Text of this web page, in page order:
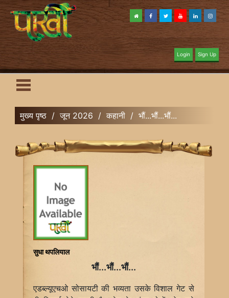
Login Sign Up
मुख्य पृष्ठ / जून 2026 / कहानी / भौं...भौं...भौं...
सुधा थपलियाल
भौं...भौं...भौं...
एडब्ल्यूएचओ सोसायटी की भव्यता उसके विशाल गेट से